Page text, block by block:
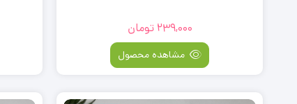
239,000 تومان
مشاهده محصول